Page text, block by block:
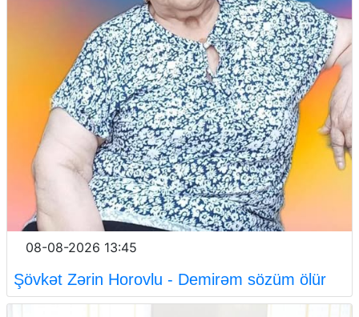
08-08-2026 13:45
Şövkət Zərin Horovlu - Demirəm sözüm ölür